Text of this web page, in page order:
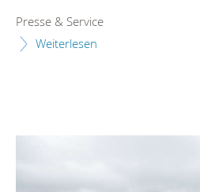
Presse & Service
Weiterlesen